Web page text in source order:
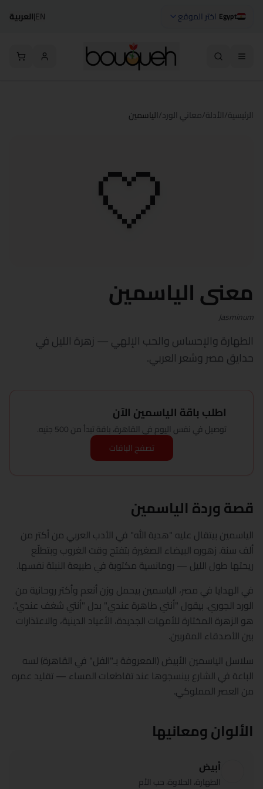
Egypt اختر الموقع EN
|العربية
الرئيسية/ الأدلة/معاني الورد/الياسمين
🤍
معنى الياسمين
Jasminum
الطهارة والإحساس والحب الإلهي — زهرة الليل في
حدايق مصر وشعر العربي.
اطلب باقة الياسمين الآن
توصيل في نفس اليوم في القاهرة، باقة تبدأ من 500 جنيه.
تصفح الباقات
قصة وردة الياسمين
الياسمين بيتقال عليه "هدية الله" في الأدب العربي من أكتر من
ألف سنة. زهوره البيضاء الصغيرة بتفتح وقت الغروب وبتطلّع
ريحتها طول الليل — رومانسية مكتوبة في طبيعة النبتة نفسها.
في الهدايا في مصر، الياسمين بيحمل وزن أنعم وأكتر روحانية من
الورد الجوري. بيقول "أنتي طاهرة عندي" بدل "أنتي شغف عندي".
هو الزهرة المختارة للأمهات الجديدة، الأعياد الدينية، والاعتذارات
بين الأصدقاء المقربين.
سلاسل الياسمين الأبيض (المعروفة بـ"الفل" في القاهرة) لسه
الباعة في الشارع بينسجوها عند تقاطعات المساء — تقليد عمره
من العصر المملوكي.
الألوان ومعانيها
أبيض
الطهارة، الحلاوة، حب الأم